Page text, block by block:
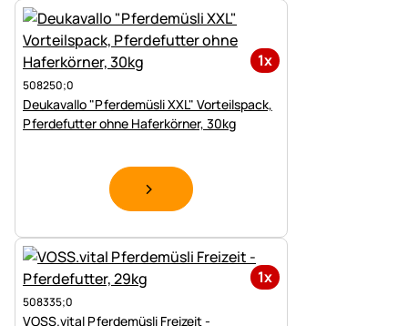
1x
508250;0
Deukavallo "Pferdemüsli XXL" Vorteilspack,
Pferdefutter ohne Haferkörner, 30kg
1x
508335;0
VOSS.vital Pferdemüsli Freizeit -